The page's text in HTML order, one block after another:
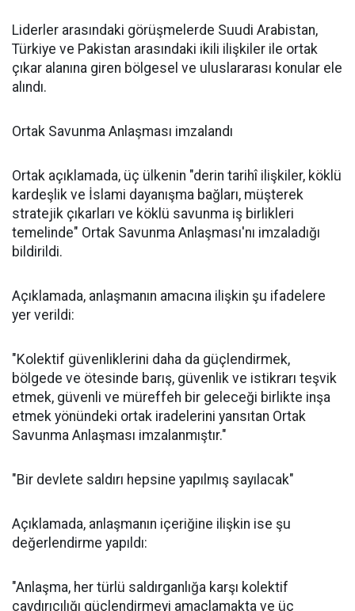
Liderler arasındaki görüşmelerde Suudi Arabistan,
Türkiye ve Pakistan arasındaki ikili ilişkiler ile ortak
çıkar alanına giren bölgesel ve uluslararası konular ele
alındı.
Ortak Savunma Anlaşması imzalandı
Ortak açıklamada, üç ülkenin "derin tarihî ilişkiler, köklü
kardeşlik ve İslami dayanışma bağları, müşterek
stratejik çıkarları ve köklü savunma iş birlikleri
temelinde" Ortak Savunma Anlaşması'nı imzaladığı
bildirildi.
Açıklamada, anlaşmanın amacına ilişkin şu ifadelere
yer verildi:
"Kolektif güvenliklerini daha da güçlendirmek,
bölgede ve ötesinde barış, güvenlik ve istikrarı teşvik
etmek, güvenli ve müreffeh bir geleceği birlikte inşa
etmek yönündeki ortak iradelerini yansıtan Ortak
Savunma Anlaşması imzalanmıştır."
"Bir devlete saldırı hepsine yapılmış sayılacak"
Açıklamada, anlaşmanın içeriğine ilişkin ise şu
değerlendirme yapıldı:
"Anlaşma, her türlü saldırganlığa karşı kolektif
caydırıcılığı güçlendirmeyi amaçlamakta ve üç